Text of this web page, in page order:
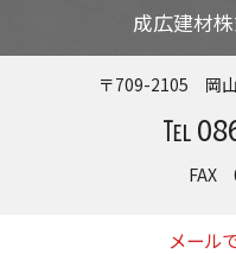
成広建材
〒709-2105 岡
℡
FAX
メール